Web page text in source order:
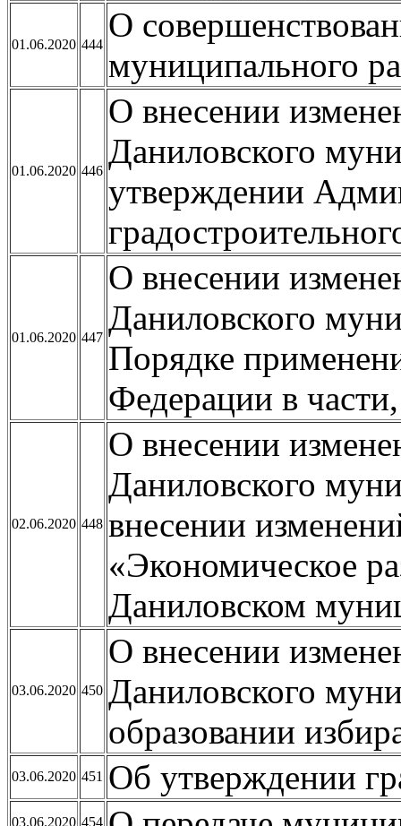
01.06.2020 444
О
муниципального
01.06.2020 446
О внесении
Даниловского
утверждении
01.06.2020 447
О внесении
Даниловского
Порядке
Федерации в
02.06.2020 448
О внесении
Даниловского
внесении
«Экономическое
Даниловском
03.06.2020 450
О внесении
Даниловского
образовании
03.06.2020 451 Об утверждении
03.06.2020 454